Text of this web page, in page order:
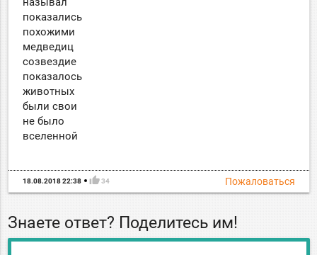
показались
похожими
медведиц
созвездие
показалось
животных
были свои
не было
вселенной
Пожаловаться
18.08.2018 22:38 thumb_up 34
Знаете ответ? Поделитесь им!